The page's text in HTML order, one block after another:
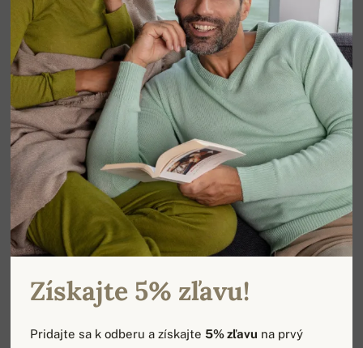
Získajte 5% zľavu!
Pridajte sa k odberu a získajte5% zľavu na prvý